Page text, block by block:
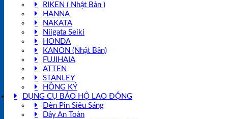
RIKEN ( Nhật Bản )
HANNA
NAKATA
Niigata Seiki
HONDA
KANON (Nhật Bản)
FUJIHAIA
ATTEN
STANLEY
HỒNG KÝ
DỤNG CỤ BẢO HỘ LAO ĐỘNG
Đèn Pin Siêu Sáng
Dây An Toàn